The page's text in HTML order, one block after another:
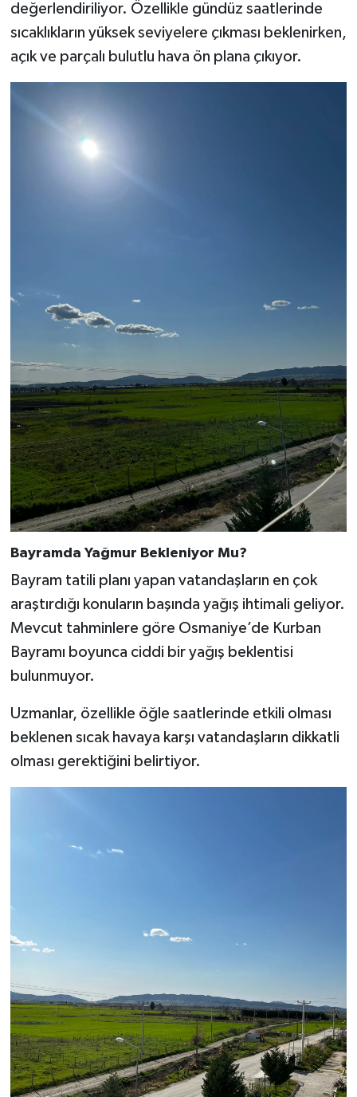
değerlendiriliyor. Özellikle gündüz saatlerinde
sıcaklıkların yüksek seviyelere çıkması beklenirken,
açık ve parçalı bulutlu hava ön plana çıkıyor.
Bayramda Yağmur Bekleniyor Mu?
Bayram tatili planı yapan vatandaşların en çok
araştırdığı konuların başında yağış ihtimali geliyor.
Mevcut tahminlere göre Osmaniye’de Kurban
Bayramı boyunca ciddi bir yağış beklentisi
bulunmuyor.
Uzmanlar, özellikle öğle saatlerinde etkili olması
beklenen sıcak havaya karşı vatandaşların dikkatli
olması gerektiğini belirtiyor.